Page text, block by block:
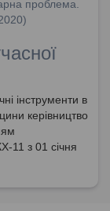
проблема.
інструменти в
керівництво
11 з 01 січня